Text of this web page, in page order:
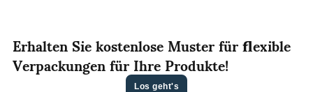
Erhalten Sie kostenlose Muster für flexible
Verpackungen für Ihre Produkte!
Los geht's